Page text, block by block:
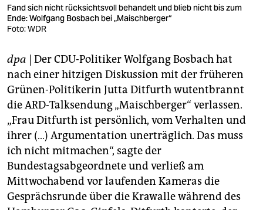
veranstaltungen
shop
fragen & hilfe
unterstützen
abo
genossenschaft
epaper login
Fand sich nicht rücksichtsvoll behandelt und blieb nicht bis zum
Ende: Wolfgang Bosbach bei „Maischberger“
Foto: WDR
dpa | Der CDU-Politiker Wolfgang Bosbach hat
nach einer hitzigen Diskussion mit der früheren
Grünen-Politikerin Jutta Ditfurth wutentbrannt
die ARD-Talksendung „Maischberger“ verlassen.
„Frau Ditfurth ist persönlich, vom Verhalten und
ihrer (…) Argumentation unerträglich. Das muss
ich nicht mitmachen“, sagte der
Bundestagsabgeordnete und verließ am
Mittwochabend vor laufenden Kameras die
Gesprächsrunde über die Krawalle während des